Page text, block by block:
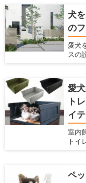
えて
なっ
にと
や選
うと
を見
犬
の
愛犬
スの
した
かれ
防
ど
ン
いま
きに
に
愛
ト
イ
室内
トイ
犬
るの
ペ